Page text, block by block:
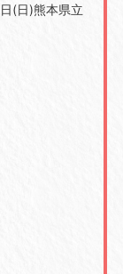
日(日)熊本県立